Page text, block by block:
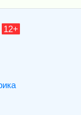
12+